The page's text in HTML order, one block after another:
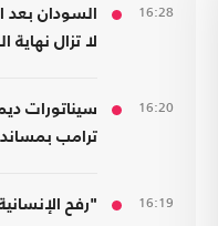
16:28
السودان بعد
لا تزال نهاية
16:20
سيناتورات
ترامب
16:19 "رفح